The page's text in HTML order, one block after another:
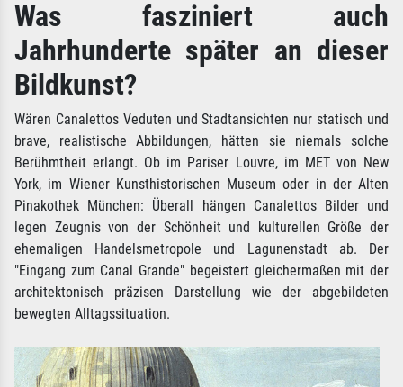
Was fasziniert auch
Jahrhunderte später an dieser
Bildkunst?
Wären Canalettos Veduten und Stadtansichten nur statisch und
brave, realistische Abbildungen, hätten sie niemals solche
Berühmtheit erlangt. Ob im Pariser Louvre, im MET von New
York, im Wiener Kunsthistorischen Museum oder in der Alten
Pinakothek München: Überall hängen Canalettos Bilder und
legen Zeugnis von der Schönheit und kulturellen Größe der
ehemaligen Handelsmetropole und Lagunenstadt ab. Der
"Eingang zum Canal Grande" begeistert gleichermaßen mit der
architektonisch präzisen Darstellung wie der abgebildeten
bewegten Alltagssituation.